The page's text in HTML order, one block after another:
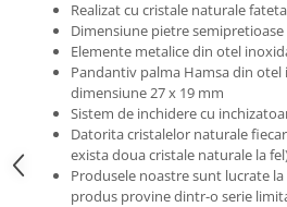
Realizat cu cristale naturale
Dimensiune pietre semipretioase
Elemente metalice din otel
Pandantiv palma Hamsa din otel
dimensiune 27 x 19 mm
Sistem de inchidere cu
Datorita cristalelor naturale
exista doua cristale naturale la
Produsele noastre sunt lucrate
produs provine dintr-o serie